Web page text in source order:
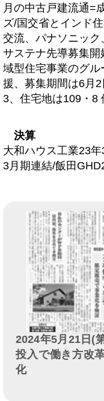
月の中古戸建流通=
ズ/国交省とインド
交流、パナソニッ
サステナ先導募集
域型住宅事業のグ
援、募集期間は6月
3、住宅地は109・8
決算
大和ハウス工業23
3月期連結/飯田
2024年5月21日(
投入で働き方改
化